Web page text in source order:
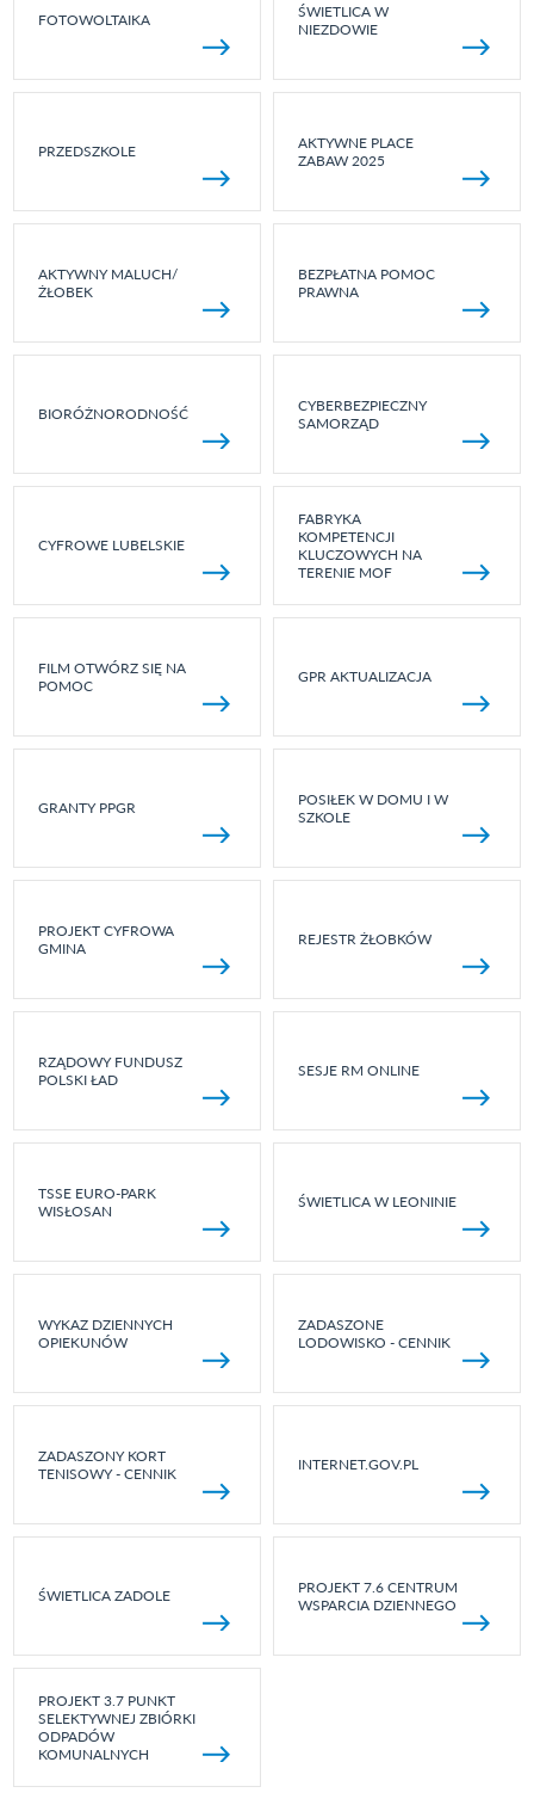
FOTOWOLTAIKA
ŚWIETLICA W
NIEZDOWIE
PRZEDSZKOLE
AKTYWNE PLACE
ZABAW 2025
AKTYWNY MALUCH/
ŻŁOBEK
BEZPŁATNA POMOC
PRAWNA
BIORÓŻNORODNOŚĆ
CYBERBEZPIECZNY
SAMORZĄD
CYFROWE LUBELSKIE
FABRYKA
KOMPETENCJI
KLUCZOWYCH NA
TERENIE MOF
FILM OTWÓRZ SIĘ NA
POMOC
GPR AKTUALIZACJA
GRANTY PPGR
POSIŁEK W DOMU I W
SZKOLE
PROJEKT CYFROWA
GMINA
REJESTR ŻŁOBKÓW
RZĄDOWY FUNDUSZ
POLSKI ŁAD
SESJE RM ONLINE
TSSE EURO-PARK
WISŁOSAN
ŚWIETLICA W LEONINIE
WYKAZ DZIENNYCH
OPIEKUNÓW
ZADASZONE
LODOWISKO - CENNIK
ZADASZONY KORT
TENISOWY - CENNIK
INTERNET.GOV.PL
ŚWIETLICA ZADOLE
PROJEKT 7.6 CENTRUM
WSPARCIA DZIENNEGO
PROJEKT 3.7 PUNKT
SELEKTYWNEJ ZBIÓRKI
ODPADÓW
KOMUNALNYCH